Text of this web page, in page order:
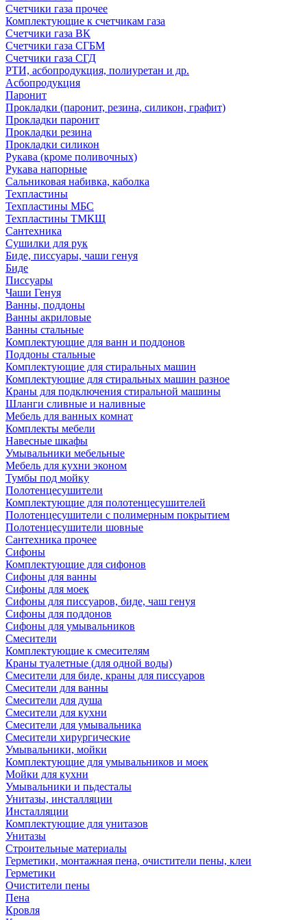
Счетчики газа прочее
Комплектующие к счетчикам газа
Счетчики газа ВК
Счетчики газа СГБМ
Счетчики газа СГД
РТИ, асбопродукция, полиуретан и др.
Асбопродукция
Паронит
Прокладки (паронит, резина, силикон, графит)
Прокладки паронит
Прокладки резина
Прокладки силикон
Рукава (кроме поливочных)
Рукава напорные
Сальниковая набивка, каболка
Техпластины
Техпластины МБС
Техпластины ТМКЩ
Сантехника
Сушилки для рук
Биде, писсуары, чаши генуя
Биде
Писсуары
Чаши Генуя
Ванны, поддоны
Ванны акриловые
Ванны стальные
Комплектующие для ванн и поддонов
Поддоны стальные
Комплектующие для стиральных машин
Комплектующие для стиральных машин разное
Краны для подключения стиральной машины
Шланги сливные и наливные
Мебель для ванных комнат
Комплекты мебели
Навесные шкафы
Умывальники мебельные
Мебель для кухни эконом
Тумбы под мойку
Полотенцесушители
Комплектующие для полотенцесушителей
Полотенцесушители с полимерным покрытием
Полотенцесушители шовные
Сантехника прочее
Сифоны
Комплектующие для сифонов
Сифоны для ванны
Сифоны для моек
Сифоны для писсуаров, биде, чаш генуя
Сифоны для поддонов
Сифоны для умывальников
Смесители
Комплектующие к смесителям
Краны туалетные (для одной воды)
Смесители для биде, краны для писсуаров
Смесители для ванны
Смесители для душа
Смесители для кухни
Смесители для умывальника
Смесители хирургические
Умывальники, мойки
Комплектующие для умывальников и моек
Мойки для кухни
Умывальники и пьдесталы
Унитазы, инсталляции
Инсталляции
Комплектующие для унитазов
Унитазы
Строительные материалы
Герметики, монтажная пена, очистители пены, клеи
Герметики
Очистители пены
Пена
Кровля